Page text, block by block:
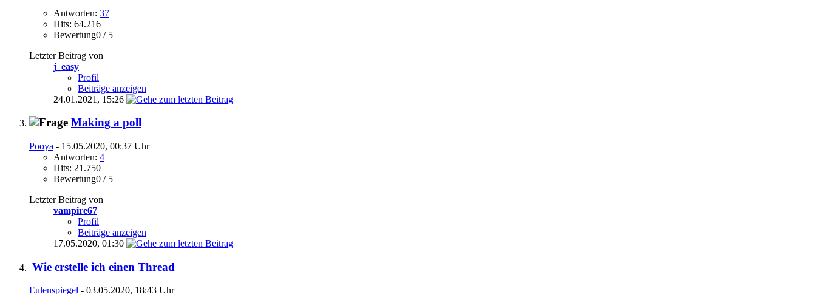
Antworten: 37
Hits: 64.216
Bewertung0 / 5
Letzter Beitrag von
j_easy
Profil
Beiträge anzeigen
24.01.2021, 15:26
Making a poll
Pooya - 15.05.2020, 00:37 Uhr
Antworten: 4
Hits: 21.750
Bewertung0 / 5
Letzter Beitrag von
vampire67
Profil
Beiträge anzeigen
17.05.2020, 01:30
Wie erstelle ich einen Thread
Eulenspiegel - 03.05.2020, 18:43 Uhr